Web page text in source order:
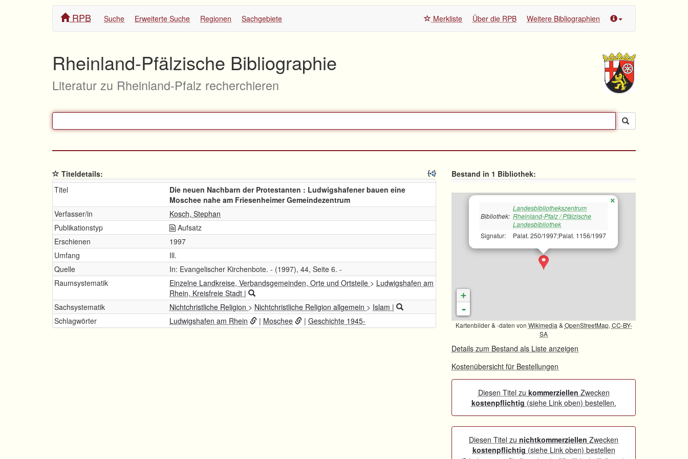
RPB Suche Erweiterte Suche Regionen Sachgebiete Merkliste Über die RPB Weitere Bibliographien
Rheinland-Pfälzische Bibliographie
Literatur zu Rheinland-Pfalz recherchieren
Titeldetails:
Titel
Die neuen Nachbarn der Protestanten : Ludwigshafener bauen eine
Moschee nahe am Friesenheimer Gemeindezentrum
Verfasser/in
Kosch, Stephan
Publikationstyp
Aufsatz
Erschienen
1997
Umfang
Ill.
Quelle
In: Evangelischer Kirchenbote. - (1997), 44, Seite 6. -
Raumsystematik
Einzelne Landkreise, Verbandsgemeinden, Orte und Ortsteile > Ludwigshafen am
Rhein, Kreisfreie Stadt |
Sachsystematik
Nichtchristliche Religion > Nichtchristliche Religion allgemein > Islam |
Schlagwörter
Ludwigshafen am Rhein | Moschee | Geschichte 1945-
Bestand in 1 Bibliothek:
×
Bibliothek:
Landesbibliothekszentrum
Rheinland-Pfalz / Pfälzische
Landesbibliothek
Signatur:
Palat. 250/1997;Palat. 1156/1997
+
-
Kartenbilder & -daten von Wikimedia & OpenStreetMap, CC-BY-
SA
Details zum Bestand als Liste anzeigen
Kostenübersicht für Bestellungen
Diesen Titel zu kommerziellen Zwecken
kostenpflichtig (siehe Link oben) bestellen.
Diesen Titel zu nichtkommerziellen Zwecken
kostenpflichtig (siehe Link oben) bestellen